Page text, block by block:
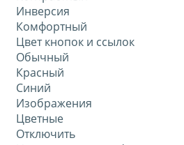
Инверсия
Комфортный
Цвет кнопок и ссылок
Обычный
Красный
Синий
Изображения
Цветные
Отключить